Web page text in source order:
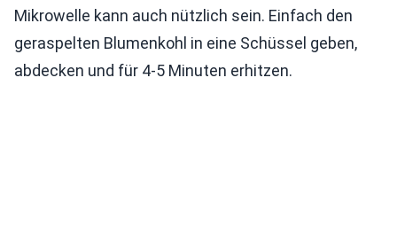
Mikrowelle kann auch nützlich sein. Einfach den
geraspelten Blumenkohl in eine Schüssel geben,
abdecken und für 4-5 Minuten erhitzen.